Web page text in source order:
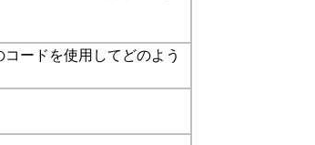
ードを使用してどのよう